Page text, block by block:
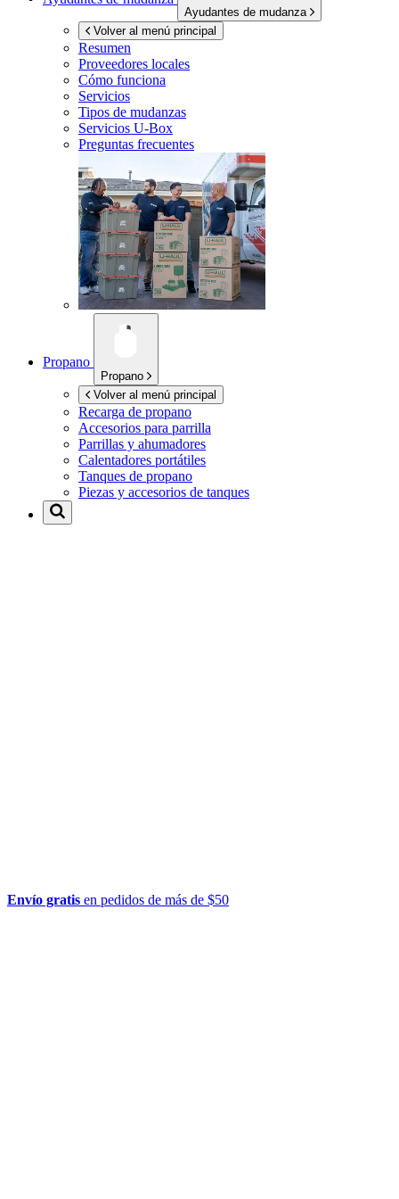
Ayudantes de mudanza
Volver al menú principal
Resumen
Proveedores locales
Cómo funciona
Servicios
Tipos de mudanzas
Servicios U-Box
Preguntas frecuentes
Propano
Propano
Volver al menú principal
Recarga de propano
Accesorios para parrilla
Parrillas y ahumadores
Calentadores portátiles
Tanques de propano
Piezas y accesorios de tanques
Envío gratis en pedidos de más de $50